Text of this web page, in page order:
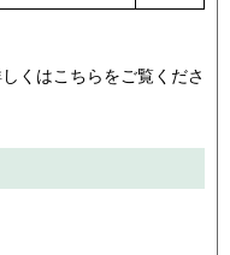
くはこちらをご覧くださ